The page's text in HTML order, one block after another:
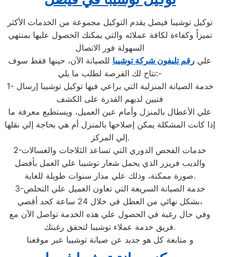
توكيل توشيبا فيصل يقدم التوكيل مجموعة من الخدمات الأكثر
تميزاً وكفاءة لكافة عملائه والتي يمكنك الحصول عليها بمنتهي
السهولة فور الاتصال
علي رقم تليفون شركة توشيبا للصيانة الآن، حينها فقط سوف
تتاح لك الفرصة لطلب ما يلي:-
1- خدمة الصيانة المنزلية التي يراعي فيها توكيل توشيبا إرسال
فنيين لديهم القدرة على الكشف
علي الأعطال بالمنزل وأمام عين العميل، ويستطيع معرفة ما
إذا كانت المشكلة يمكن إصلاحها بالمنزل أم هي بحاجة إلي نقلها
إلي المركز.
2-خدمات الفحص الدوري التي تساعد الثلاجات والغسالات
والديب فريزر الذي يحمل شعار توشيبا علي العمل بأفضل
صورة ممكنة، وذلك علي مدار سنوات طويلة للغاية.
3-خدمة الصيانة السريعة التي تعاون العميل علي التخلص
بشكل نهائي من العطل في خلال 24 ساعة كحد أقصي،
وفي حال رغبة في الحصول علي هذه الخدمة تواصل الآن مع
فريق خدمة عملاء توشيبا لتحقق رغبتك.
و متابعة كل هو جديد عن صيانة توشيبا عبر موقعنا